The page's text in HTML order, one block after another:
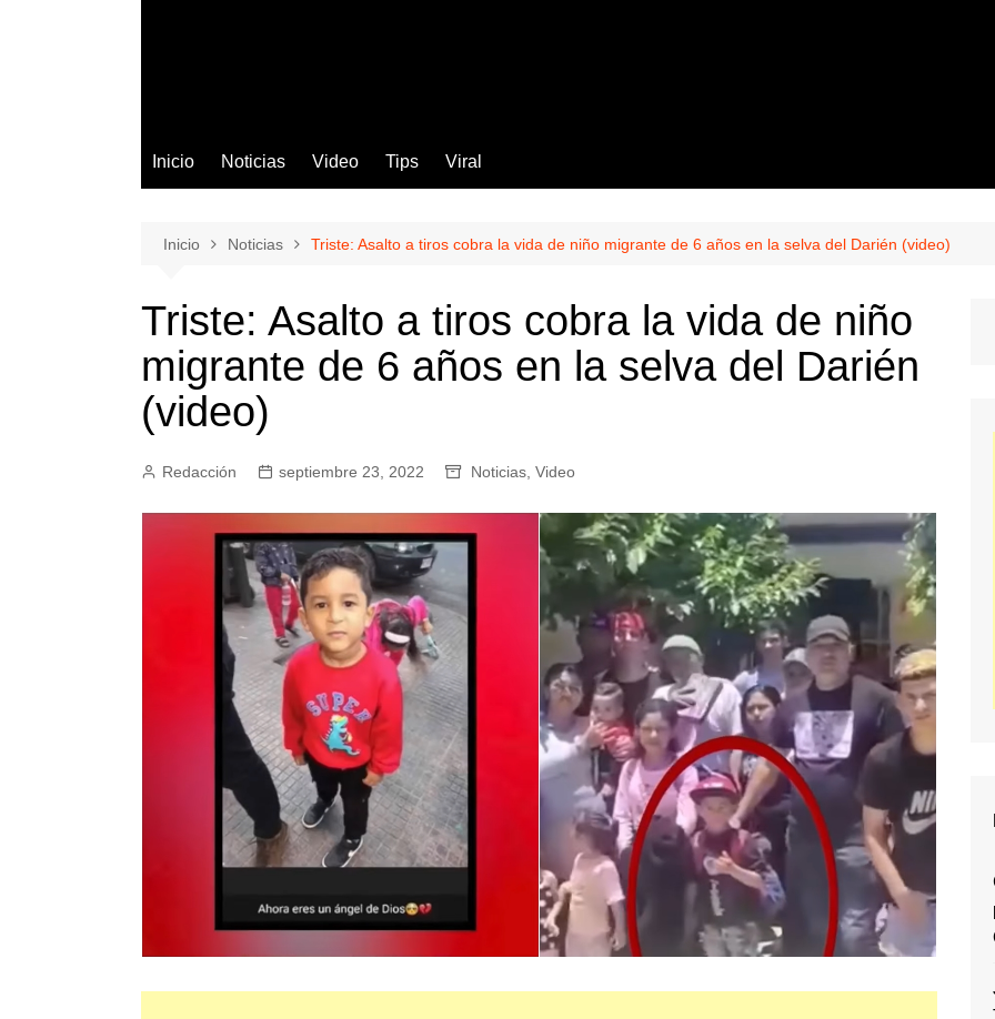
Inicio Noticias Video Tips Viral
Inicio Noticias Triste: Asalto a tiros cobra la vida de niño migrante de 6 años en la selva del Darién (video)
Triste: Asalto a tiros cobra la vida de niño
migrante de 6 años en la selva del Darién
(video)
Redacción septiembre 23, 2022 Noticias Video